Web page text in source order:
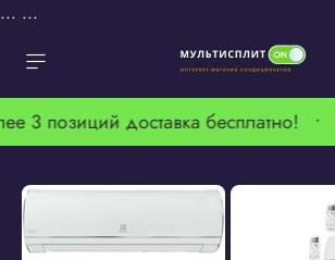
... ...
3 позиций доставка бесплатно! •